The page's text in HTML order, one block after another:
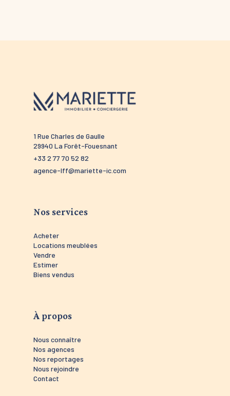
1 Rue Charles de Gaulle
29940 La Forêt-Fouesnant
+33 2 77 70 52 82
agence-lff@mariette-ic.com
Nos services
Acheter
Locations meublées
Vendre
Estimer
Biens vendus
À propos
Nous connaître
Nos agences
Nos reportages
Nous rejoindre
Contact